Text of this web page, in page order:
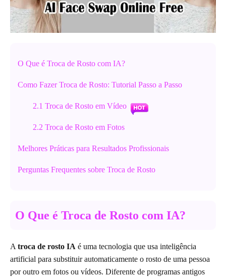
O Que é Troca de Rosto com IA?
Como Fazer Troca de Rosto: Tutorial Passo a Passo
2.1 Troca de Rosto em Vídeo
2.2 Troca de Rosto em Fotos
Melhores Práticas para Resultados Profissionais
Perguntas Frequentes sobre Troca de Rosto
O Que é Troca de Rosto com IA?
A troca de rosto IA é uma tecnologia que usa inteligência
artificial para substituir automaticamente o rosto de uma pessoa
por outro em fotos ou vídeos. Diferente de programas antigos